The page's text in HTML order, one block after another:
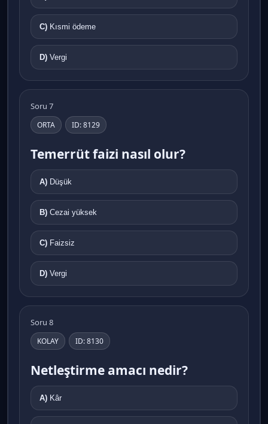
C) Kısmi ödeme
D) Vergi
Soru 7
ORTA ID: 8129
Temerrüt faizi nasıl olur?
A) Düşük
B) Cezai yüksek
C) Faizsiz
D) Vergi
Soru 8
KOLAY ID: 8130
Netleştirme amacı nedir?
A) Kâr